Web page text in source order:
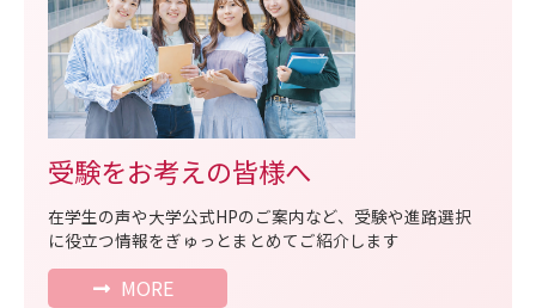
受験をお考えの皆様へ
在学生の声や大学公式HPのご案内など、受験や進路選択
に役立つ情報をぎゅっとまとめてご紹介します
MORE